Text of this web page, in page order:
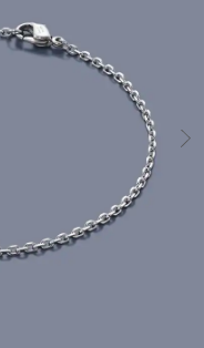
Canal４℃
すべてのジュエリー